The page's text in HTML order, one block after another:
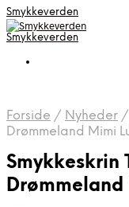
Smykkeverden
Smykkeverden
Forside / Nyheder /
Drømmeland Mimi
Smykkeskrin
Drømmeland